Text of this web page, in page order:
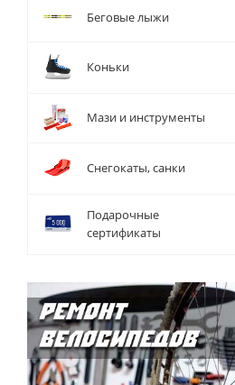
Беговые лыжи
Коньки
Мази и инструменты
Снегокаты, санки
Подарочные
сертификаты